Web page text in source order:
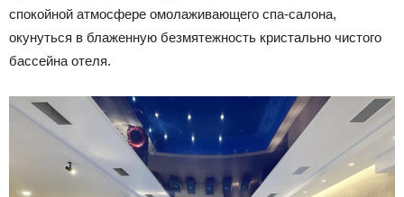
спокойной атмосфере омолаживающего спа-салона,
окунуться в блаженную безмятежность кристально чистого
бассейна отеля.